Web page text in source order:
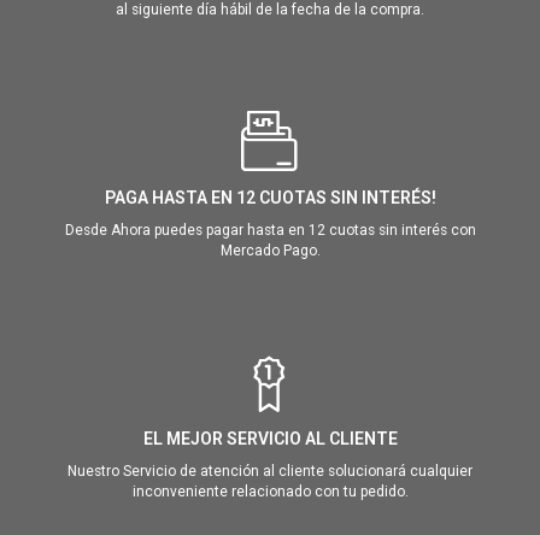
al siguiente día hábil de la fecha de la compra.
PAGA HASTA EN 12 CUOTAS SIN INTERÉS!
Desde Ahora puedes pagar hasta en 12 cuotas sin interés con
Mercado Pago.
EL MEJOR SERVICIO AL CLIENTE
Nuestro Servicio de atención al cliente solucionará cualquier
inconveniente relacionado con tu pedido.